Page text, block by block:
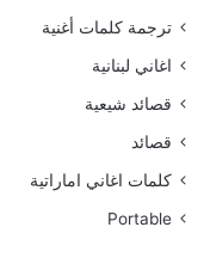
ترجمة كلمات أغنية
اغاني لبنانية
قصائد شيعية
قصائد
كلمات اغاني اماراتية
Portable